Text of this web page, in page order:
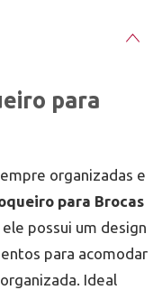
a
Agora!
e também
em até
e praticidade e
trabalho.
para
organizadas e
para Brocas
possui um design
para acomodar
Ideal